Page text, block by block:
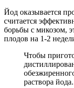
Йод оказывается
считается
борьбы с микозом,
плодов на 1-2
Чтобы
раствора йода.